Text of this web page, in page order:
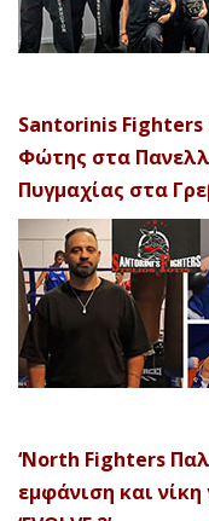
Santorinis Fighters
Φώτης στα
Πυγμαχίας στα
‘North Fighters
εμφάνιση και